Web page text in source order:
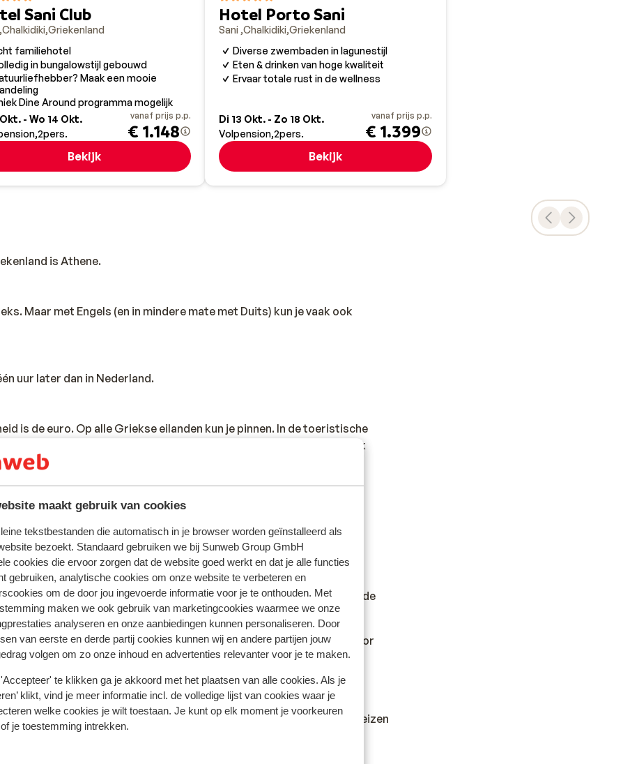
maakt gebruik van cookies
tekstbestanden die automatisch in je browser worden geïnstalleerd als
bezoekt. Standaard gebruiken we bij Sunweb Group GmbH
cookies die ervoor zorgen dat de website goed werkt en dat je alle functies
gebruiken, analytische cookies om onze website te verbeteren en
om de door jou ingevoerde informatie voor je te onthouden. Met
maken we ook gebruik van marketingcookies waarmee we onze
analyseren en onze aanbiedingen kunnen personaliseren. Door
van eerste en derde partij cookies kunnen wij en andere partijen jouw
volgen om zo onze inhoud en advertenties relevanter voor je te maken.
te klikken ga je akkoord met het plaatsen van alle cookies. Als je
klikt, vind je meer informatie incl. de volledige lijst van cookies waar je
welke cookies je wilt toestaan. Je kunt op elk moment je voorkeuren
je toestemming intrekken.
Sani Club
Chalkidiki Griekenland
familiehotel
in bungalowstijl gebouwd
Maak een mooie
Dine Around programma mogelijk
- Wo 14 Okt.
2pers.
vanaf prijs p.p.
€ 1.148
Bekijk
Hotel Porto Sani
Sani Chalkidiki Griekenland
Diverse zwembaden in lagunestijl
Eten & drinken van hoge kwaliteit
Ervaar totale rust in de wellness
Di 13 Okt. - Zo 18 Okt.
Volpension 2pers.
vanaf prijs p.p.
€ 1.399
Bekijk
is Athene.
Maar met Engels (en in mindere mate met Duits) kun je vaak ook
uur later dan in Nederland.
is de euro. Op alle Griekse eilanden kun je pinnen. In de toeristische
meerdere pinautomaten. Wil je betalen met een credit card? Ook
geaccepteerd.
Nederland 220 volt. Je hebt geen verloopstekker nodig.
zijn van een geldig paspoort of een geldige identiteitskaart.
nationaliteit, dan is het belangrijk om na te vragen of er andere
Dit vraag je na bij de ambassade van het land waar je heen wilt en de
reist.
documenten is jouw eigen verantwoordelijkheid. Sunweb kan hiervoor
gesteld.
betreffende vaccinaties en andere gegevens over gezondheid en reizen
https://www.lcr.nl/.